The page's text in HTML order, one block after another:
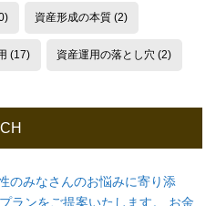
資産形成の本質 (2)
(17) 資産運用の落とし穴 (2)